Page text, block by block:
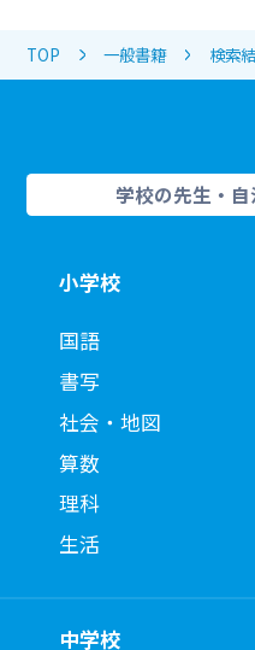
TOP 一般書籍 検索
学校の先生・
小学校
国語
書写
社会・地図
算数
理科
生活
中学校